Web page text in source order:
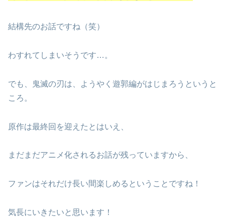
結構先のお話ですね（笑）
わすれてしまいそうです…。
でも、鬼滅の刃は、ようやく遊郭編がはじまろうというと
ころ。
原作は最終回を迎えたとはいえ、
まだまだアニメ化されるお話が残っていますから、
ファンはそれだけ長い間楽しめるということですね！
気長にいきたいと思います！